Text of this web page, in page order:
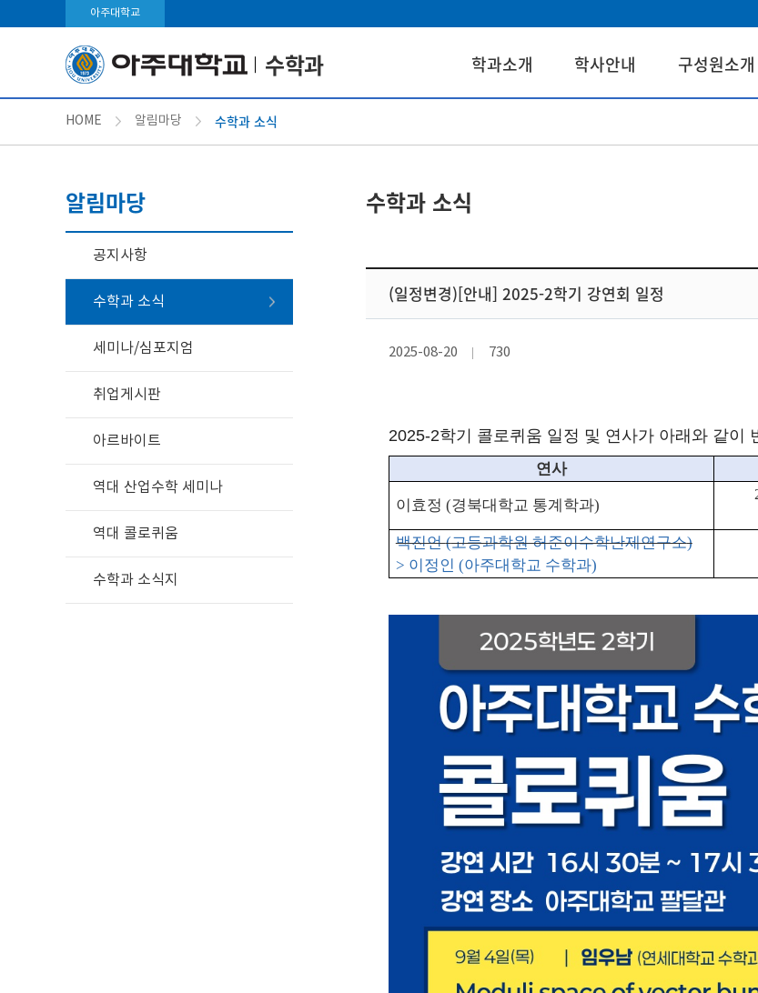
아주대학교
수학과 학과소개 학사안내 구성원소개
HOME 알림마당 수학과 소식
알림마당
공지사항
수학과 소식
세미나/심포지엄
취업게시판
아르바이트
역대 산업수학 세미나
역대 콜로퀴움
수학과 소식지
수학과 소식
(일정변경)[안내] 2025-2학기 강연회 일정
2025-08-20
730
2025-2학기 콜로퀴움 일정 및 연사가 아래와 같이
연사
이효정 (경북대학교 통계학과)
백진언(고등과학원 허준이수학난제연구소)
> 이정인 (아주대학교 수학과)